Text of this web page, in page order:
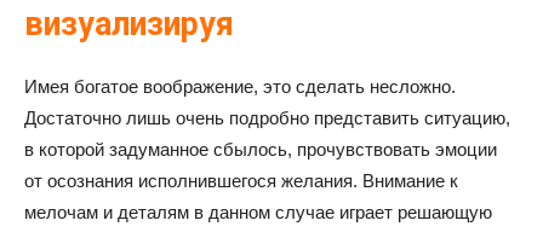
визуализируя
Имея богатое воображение, это сделать несложно.
Достаточно лишь очень подробно представить ситуацию,
в которой задуманное сбылось, прочувствовать эмоции
от осознания исполнившегося желания. Внимание к
мелочам и деталям в данном случае играет решающую